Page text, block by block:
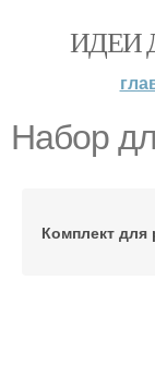
ИДЕИ
Набор
Комплект для